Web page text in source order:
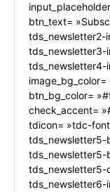
btn_text=
tds_newsletter2-
tds_newsletter3-
tds_newsletter4-
btn_bg_color=
check_accent=
tdicon= »tdc-
tds_newsletter5-
tds_newsletter5-
tds_newsletter5-
tds_newsletter6-